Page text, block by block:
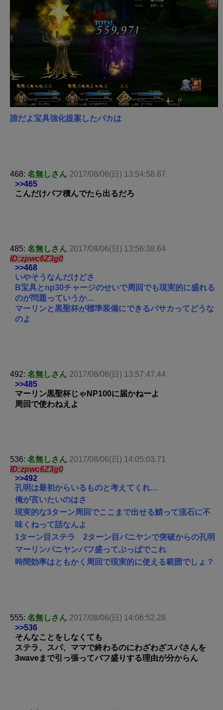
誰だよ宝具強化提案したバカは
468: 名無しさん 2017/08/06(日) 13:54:58.67
>>465
こんだけバフ積んでたら出るだろ
485: 名無しさん 2017/08/06(日) 13:56:38.64
ID:zpwc6Z3g0
>>468
いやそうなんだけどさ
B宝具とnp30チャージのせいで周回でも現実的に盛れる
のが問題っていうか…
マーリンと黒聖杯が標準装備にできるバサカってどうな
のよ
492: 名無しさん 2017/08/06(日) 13:57:47.44
>>485
マーリン黒聖杯じゃNP100に届かねーよ
周回で使わねえよ
536: 名無しさん 2017/08/06(日) 14:05:03.71
ID:zpwc6Z3g0
>>492
孔明は最初からいるものと考えてくれ…
俺が言いたいのはさ
現実的な3ターン周回でここまで出せる鯖って流石に不
味くねって話なんよ
1ターン目ステラ 2ターン目バニヤンで突破からの孔明
マーリンバニヤンバフ盛ってぶっぱでこれ
時間効率はともかく周回で現実的に使える範囲でしょ？
555: 名無しさん 2017/08/06(日) 14:06:52.28
>>536
そんなことをしなくても
ステラ、スパ、ママで終わるのにわざわざスパさんを
3waveまで引っ張ってバフ盛りする理由が分からん